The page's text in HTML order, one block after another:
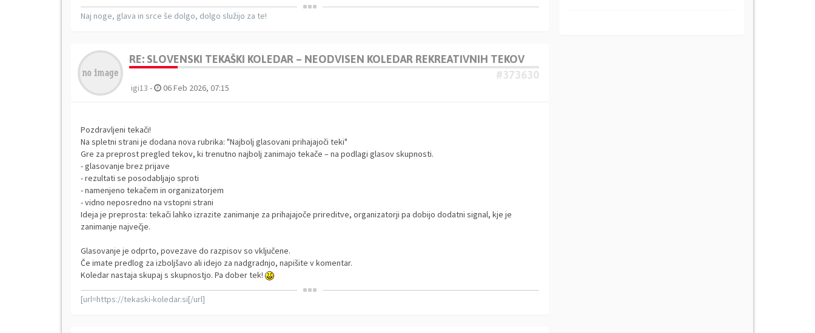
Naj noge, glava in srce še dolgo, dolgo služijo za te!
RE: SLOVENSKI TEKAŠKI KOLEDAR – NEODVISEN KOLEDAR REKREATIVNIH TEKOV
#373630
igi13 - 06 Feb 2026, 07:15
Pozdravljeni tekači!
Na spletni strani je dodana nova rubrika: "Najbolj glasovani prihajajoči teki"
Gre za preprost pregled tekov, ki trenutno najbolj zanimajo tekače – na podlagi glasov skupnosti.
- glasovanje brez prijave
- rezultati se posodabljajo sproti
- namenjeno tekačem in organizatorjem
- vidno neposredno na vstopni strani
Ideja je preprosta: tekači lahko izrazite zanimanje za prihajajoče prireditve, organizatorji pa dobijo dodatni signal, kje je
zanimanje največje.
Glasovanje je odprto, povezave do razpisov so vključene.
Če imate predlog za izboljšavo ali idejo za nadgradnjo, napišite v komentar.
Koledar nastaja skupaj s skupnostjo. Pa dober tek!
[url=https://tekaski-koledar.si[/url]